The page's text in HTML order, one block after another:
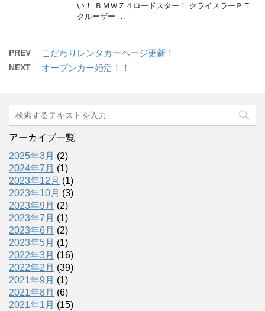
い！ ＢＭＷＺ４ロードスター！ クライスラーＰＴ
クルーザー …
PREV こだわりレンタカーページ更新！
NEXT オープンカー婚活！！
アーカイブ一覧
2025年3月 (2)
2024年7月 (1)
2023年12月 (1)
2023年10月 (3)
2023年9月 (2)
2023年7月 (1)
2023年6月 (2)
2023年5月 (1)
2022年3月 (16)
2022年2月 (39)
2021年9月 (1)
2021年8月 (6)
2021年1月 (15)